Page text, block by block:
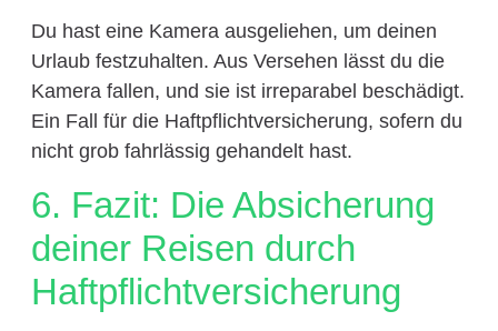
Du hast eine Kamera ausgeliehen, um deinen
Urlaub festzuhalten. Aus Versehen lässt du die
Kamera fallen, und sie ist irreparabel beschädigt.
Ein Fall für die Haftpflichtversicherung, sofern du
nicht grob fahrlässig gehandelt hast.
6. Fazit: Die Absicherung
deiner Reisen durch
Haftpflichtversicherung